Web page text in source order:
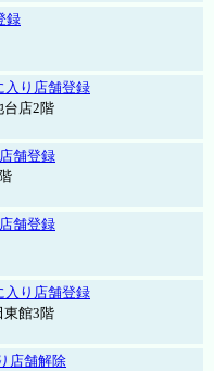
録
入り店舗登録
台店2階
舗登録
舗登録
入り店舗登録
東館3階
店舗解除